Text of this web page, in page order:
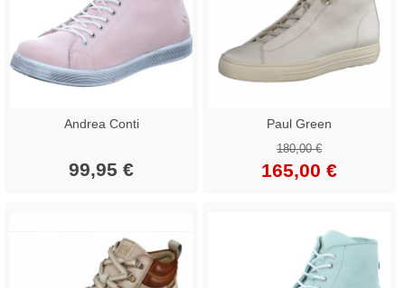
Andrea Conti
99,95 €
Paul Green
180,00 €
165,00 €